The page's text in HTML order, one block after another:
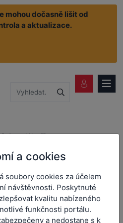
mohou dočasně lišit od
a aktualizace.
identifikace
spočívá v ověření totožnosti
informací a převzetí podkladů od
listiny o identifikaci. Přílohou
a cookies
soubory cookies za účelem
návštěvnosti. Poskytnuté
kvalitu nabízeného
funkčnosti portálu.
a nedostane s k